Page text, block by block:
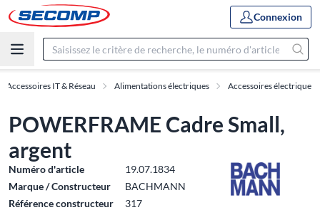
Connexion
Accessoires IT & Réseau Alimentations électriques Accessoires électrique
POWERFRAME Cadre Small,
argent
Numéro d'article
19.07.1834
Marque / Constructeur
BACHMANN
Référence constructeur
317